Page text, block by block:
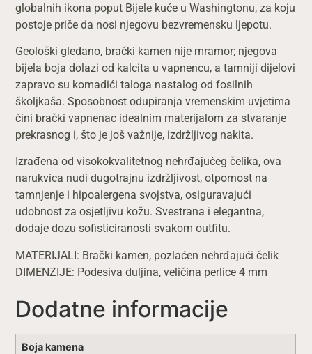
globalnih ikona poput Bijele kuće u Washingtonu, za koju
postoje priče da nosi njegovu bezvremensku ljepotu.
Geološki gledano, brački kamen nije mramor; njegova
bijela boja dolazi od kalcita u vapnencu, a tamniji dijelovi
zapravo su komadići taloga nastalog od fosilnih
školjkaša. Sposobnost odupiranja vremenskim uvjetima
čini brački vapnenac idealnim materijalom za stvaranje
prekrasnog i, što je još važnije, izdržljivog nakita.
Izrađena od visokokvalitetnog nehrđajućeg čelika, ova
narukvica nudi dugotrajnu izdržljivost, otpornost na
tamnjenje i hipoalergena svojstva, osiguravajući
udobnost za osjetljivu kožu. Svestrana i elegantna,
dodaje dozu sofisticiranosti svakom outfitu.
MATERIJALI: Brački kamen, pozlaćen nehrđajući čelik
DIMENZIJE: Podesiva duljina, veličina perlice 4 mm
Dodatne informacije
Boja kamena